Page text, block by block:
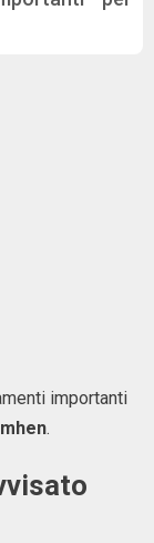
importanti
.